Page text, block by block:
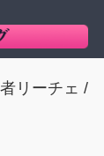
リーチェ /